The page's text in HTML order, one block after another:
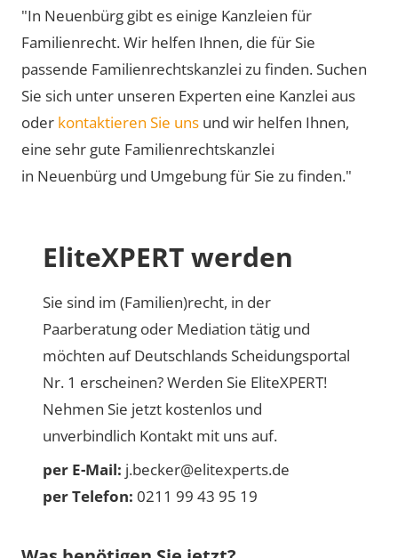
"In Neuenbürg gibt es einige Kanzleien für
Familienrecht. Wir helfen Ihnen, die für Sie
passende Familienrechtskanzlei zu finden. Suchen
Sie sich unter unseren Experten eine Kanzlei aus
oder kontaktieren Sie uns und wir helfen Ihnen,
eine sehr gute Familienrechtskanzlei
in Neuenbürg und Umgebung für Sie zu finden."
EliteXPERT werden
Sie sind im (Familien)recht, in der
Paarberatung oder Mediation tätig und
möchten auf Deutschlands Scheidungsportal
Nr. 1 erscheinen? Werden Sie EliteXPERT!
Nehmen Sie jetzt kostenlos und
unverbindlich Kontakt mit uns auf.
per E-Mail: j.becker@elitexperts.de
per Telefon: 0211 99 43 95 19